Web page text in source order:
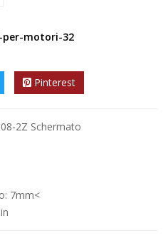
per-motori-32
Pinterest
2Z Schermato
7mm<